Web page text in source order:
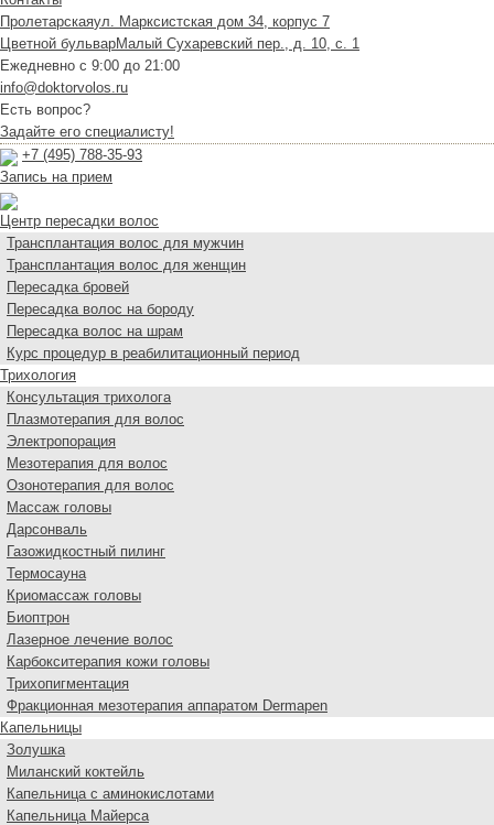
Пролетарскаяул. Марксистская дом 34, корпус 7
Цветной бульварМалый Сухаревский пер., д. 10, с. 1
Ежедневно с 9:00 до 21:00
info@doktorvolos.ru
Есть вопрос?
Задайте его специалисту!
+7 (495) 788-35-93
Запись на прием
Центр пересадки волос
Трансплантация волос для мужчин
Трансплантация волос для женщин
Пересадка бровей
Пересадка волос на бороду
Пересадка волос на шрам
Курс процедур в реабилитационный период
Трихология
Консультация трихолога
Плазмотерапия для волос
Электропорация
Мезотерапия для волос
Озонотерапия для волос
Массаж головы
Дарсонваль
Газожидкостный пилинг
Термосауна
Криомассаж головы
Биоптрон
Лазерное лечение волос
Карбокситерапия кожи головы
Трихопигментация
Фракционная мезотерапия аппаратом Dermapen
Капельницы
Золушка
Миланский коктейль
Капельница с аминокислотами
Капельница Майерса